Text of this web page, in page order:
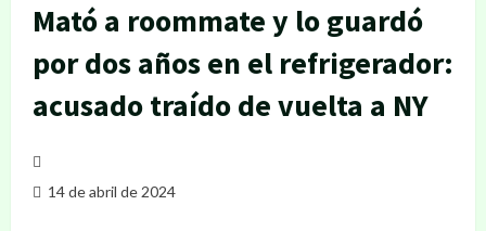
Mató a roommate y lo guardó
por dos años en el refrigerador:
acusado traído de vuelta a NY
14 de abril de 2024